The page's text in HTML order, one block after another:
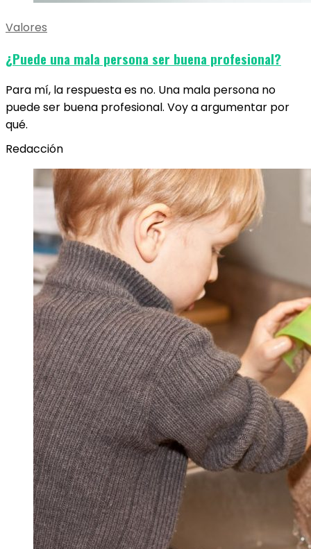
Valores
¿Puede una mala persona ser buena profesional?
Para mí, la respuesta es no. Una mala persona no
puede ser buena profesional. Voy a argumentar por
qué.
Redacción